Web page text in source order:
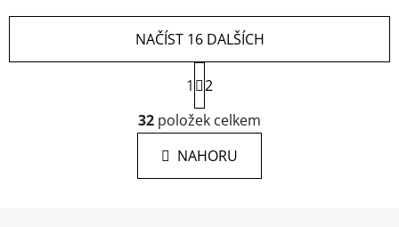
O
v
l
á
d
NAČÍST 16 DALŠÍCH
S
t
r
á
n
k
1
2
32 položek celkem
NAHORU